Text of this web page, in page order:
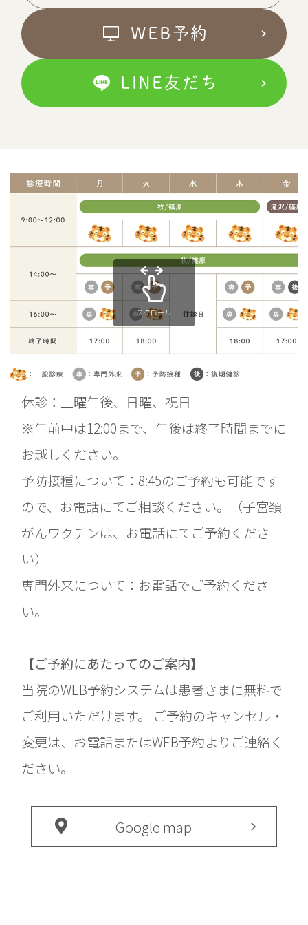
WEB予約
LINE友だち
スクロール
休診：土曜午後、日曜、祝日
※午前中は12:00まで、午後は終了時間までに
お越しください。
予防接種について：8:45のご予約も可能です
ので、お電話にてご相談ください。（子宮頚
がんワクチンは、お電話にてご予約くださ
い）
専門外来について：お電話でご予約くださ
い。
【ご予約にあたってのご案内】
当院のWEB予約システムは患者さまに無料で
ご利用いただけます。 ご予約のキャンセル・
変更は、お電話またはWEB予約よりご連絡く
ださい。
Google map